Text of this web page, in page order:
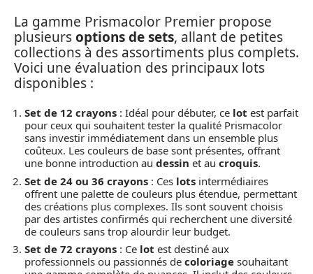
La gamme Prismacolor Premier propose
plusieursoptions de sets, allant de petites
collections à des assortiments plus complets.
Voici une évaluation des principaux lots
disponibles :
Set de 12 crayons : Idéal pour débuter, ce lot est parfait
pour ceux qui souhaitent tester la qualité Prismacolor
sans investir immédiatement dans un ensemble plus
coûteux. Les couleurs de base sont présentes, offrant
une bonne introduction au dessin et au croquis.
Set de 24 ou 36 crayons : Ces lots intermédiaires
offrent une palette de couleurs plus étendue, permettant
des créations plus complexes. Ils sont souvent choisis
par des artistes confirmés qui recherchent une diversité
de couleurs sans trop alourdir leur budget.
Set de 72 crayons : Ce lot est destiné aux
professionnels ou passionnés de coloriage souhaitant